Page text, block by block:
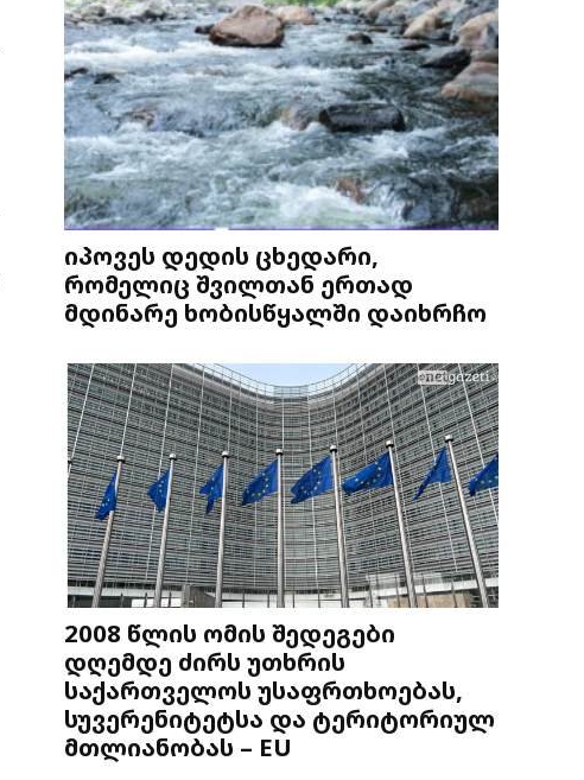
იპოვეს დედის ცხედარი,
რომელიც შვილთან ერთად
მდინარე ხობისწყალში დაიხრჩო
2008 წლის ომის შედეგები
დღემდე ძირს უთხრის
საქართველოს უსაფრთხოებას,
სუვერენიტეტსა და ტერიტორიულ
მთლიანობას – EU